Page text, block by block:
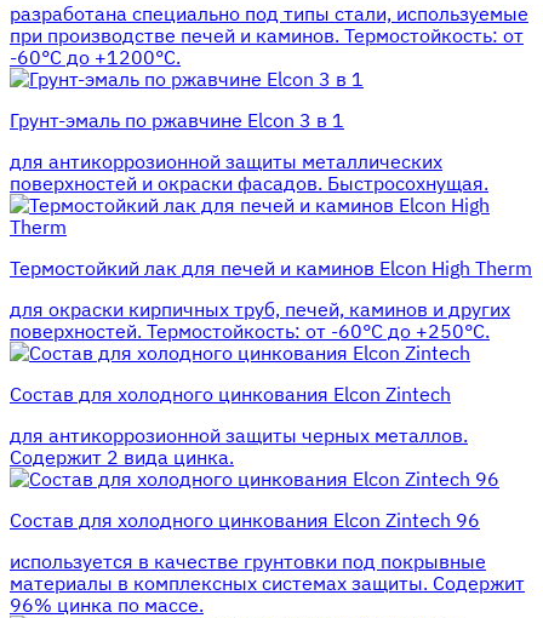
разработана специально под типы стали, используемые
при производстве печей и каминов. Термостойкость: от
-60°С до +1200°С.
Грунт-эмаль по ржавчине Elcon 3 в 1
для антикоррозионной защиты металлических
поверхностей и окраски фасадов. Быстросохнущая.
Термостойкий лак для печей и каминов Elcon High Therm
для окраски кирпичных труб, печей, каминов и других
поверхностей. Термостойкость: от -60°С до +250°С.
Состав для холодного цинкования Elcon Zintech
для антикоррозионной защиты черных металлов.
Содержит 2 вида цинка.
Состав для холодного цинкования Elcon Zintech 96
используется в качестве грунтовки под покрывные
материалы в комплексных системах защиты. Cодержит
96% цинка по массе.